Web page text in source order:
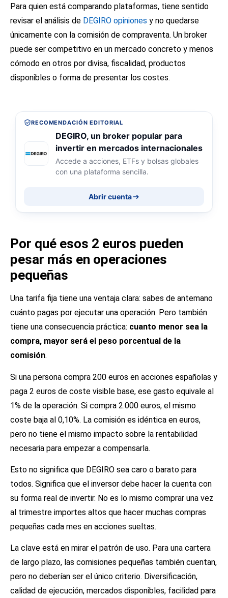
Para quien está comparando plataformas, tiene sentido
revisar el análisis de DEGIRO opiniones y no quedarse
únicamente con la comisión de compraventa. Un broker
puede ser competitivo en un mercado concreto y menos
cómodo en otros por divisa, fiscalidad, productos
disponibles o forma de presentar los costes.
RECOMENDACIÓN EDITORIAL
DEGIRO, un broker popular para
invertir en mercados internacionales
Accede a acciones, ETFs y bolsas globales
con una plataforma sencilla.
Abrir cuenta
Por qué esos 2 euros pueden
pesar más en operaciones
pequeñas
Una tarifa fija tiene una ventaja clara: sabes de antemano
cuánto pagas por ejecutar una operación. Pero también
tiene una consecuencia práctica: cuanto menor sea la
compra, mayor será el peso porcentual de la
comisión.
Si una persona compra 200 euros en acciones españolas y
paga 2 euros de coste visible base, ese gasto equivale al
1% de la operación. Si compra 2.000 euros, el mismo
coste baja al 0,10%. La comisión es idéntica en euros,
pero no tiene el mismo impacto sobre la rentabilidad
necesaria para empezar a compensarla.
Esto no significa que DEGIRO sea caro o barato para
todos. Significa que el inversor debe hacer la cuenta con
su forma real de invertir. No es lo mismo comprar una vez
al trimestre importes altos que hacer muchas compras
pequeñas cada mes en acciones sueltas.
La clave está en mirar el patrón de uso. Para una cartera
de largo plazo, las comisiones pequeñas también cuentan,
pero no deberían ser el único criterio. Diversificación,
calidad de ejecución, mercados disponibles, facilidad para